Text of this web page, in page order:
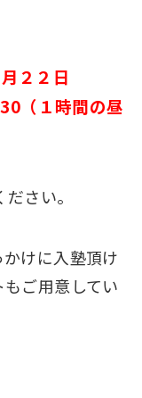
２２日
（１時間の昼
さい。
けに入塾頂け
ご用意してい